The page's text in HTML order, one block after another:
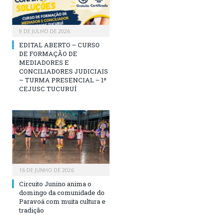
9 DE JULHO DE 2026
EDITAL ABERTO – CURSO
DE FORMAÇÃO DE
MEDIADORES E
CONCILIADORES JUDICIAIS
– TURMA PRESENCIAL – 1º
CEJUSC TUCURUÍ
16 DE JUNHO DE 2026
Circuito Junino anima o
domingo da comunidade do
Paravoá com muita cultura e
tradição